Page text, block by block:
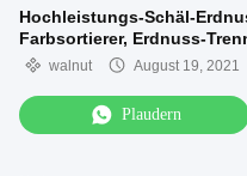
Hochleistungs-Schäl-
Farbsortierer, Erdnuss-
walnut August 19, 2021
Plaudern